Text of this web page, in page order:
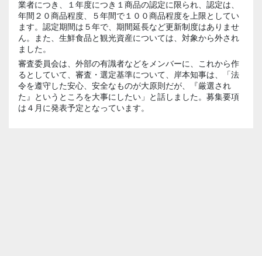
業者につき、１年度につき１商品の認定に限られ、認定は、
年間２０商品程度、５年間で１００商品程度を上限としてい
ます。認定期間は５年で、期間延長など更新制度はありませ
ん。また、生鮮食品と観光資産については、対象から外され
ました。
審査委員会は、外部の有識者などをメンバーに、これから作
るとしていて、審査・選定基準について、岸本知事は、「法
令を遵守した安心、安全なものが大原則だが、『厳選され
た』というところを大事にしたい」と話しました。募集要項
は４月に発表予定となっています。